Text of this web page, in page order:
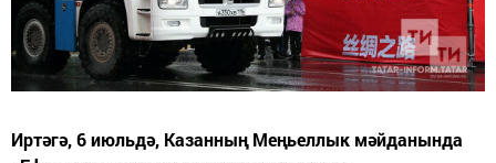
Иртәгә, 6 июльдә, Казанның Меңьеллык мәйданында